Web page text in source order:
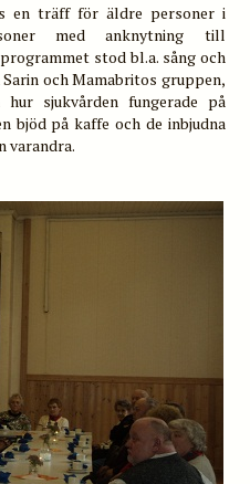
en träff för äldre personer i
med anknytning till
stod bl.a. sång och
och Mamabritos gruppen,
sjukvården fungerade på
bjöd på kaffe och de inbjudna
varandra.